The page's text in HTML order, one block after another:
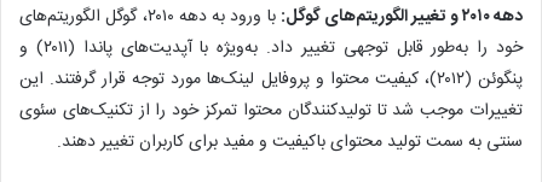
دهه ۲۰۱۰ و تغییر الگوریتم‌های گوگل:
با ورود به دهه ۲۰۱۰، گوگل الگوریتم‌های
خود را به‌طور قابل توجهی تغییر داد. به‌ویژه با آپدیت‌های پاندا (۲۰۱۱) و
پنگوئن (۲۰۱۲)، کیفیت محتوا و پروفایل لینک‌ها مورد توجه قرار گرفتند. این
تغییرات موجب شد تا تولیدکنندگان محتوا تمرکز خود را از تکنیک‌های سئوی
سنتی به سمت تولید محتوای باکیفیت و مفید برای کاربران تغییر دهند.